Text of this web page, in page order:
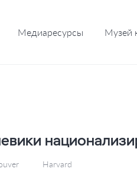
Медиаресурсы Музей
Harvard